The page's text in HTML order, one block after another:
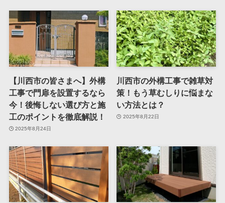
【川西市の皆さまへ】外構
工事で門扉を設置するなら
今！後悔しない選び方と施
工のポイントを徹底解説！
2025年8月24日
川西市の外構工事で雑草対
策！もう草むしりに悩まな
い方法とは？
2025年8月22日